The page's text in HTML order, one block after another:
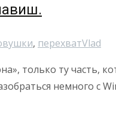
, перехватVlad
только ту часть,
немного с